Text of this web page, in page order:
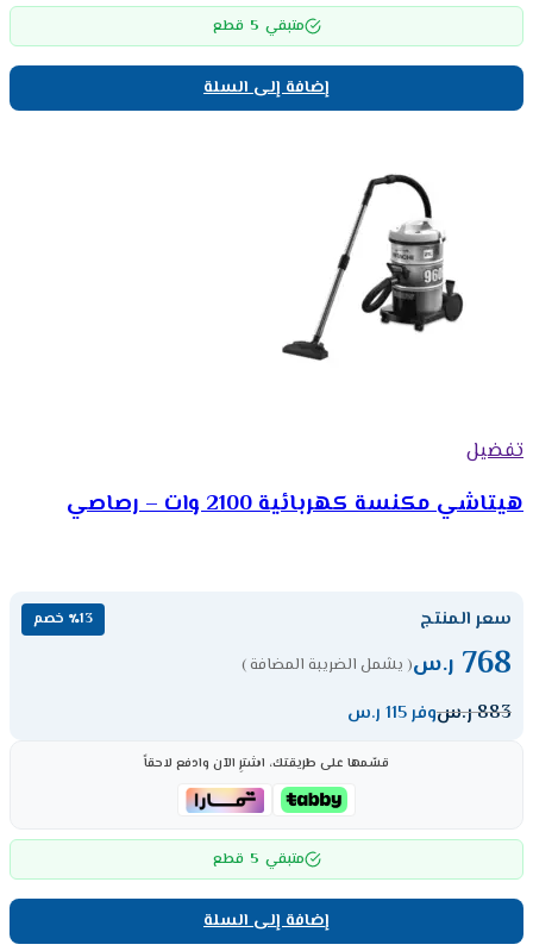
متبقي 5 قطع
إضافة إلى السلة
تفضيل
هيتاشي مكنسة كهربائية 2100 وات – رصاصي
سعر المنتج ٪13 خصم
768 ر.س( يشمل الضريبة المضافة )
883ر.سوفر 115 ر.س
قسّمها على طريقتك، اشترِ الآن وادفع لاحقاً
متبقي 5 قطع
إضافة إلى السلة